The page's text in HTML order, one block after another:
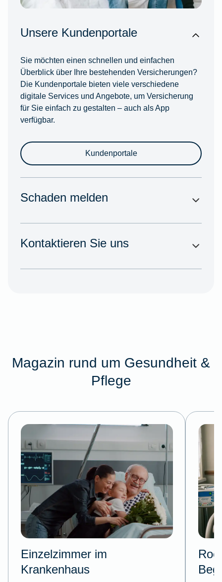
Unsere Kundenportale
Sie möchten einen schnellen und einfachen
Überblick über Ihre bestehenden Versicherungen?
Die Kundenportale bieten viele verschiedene
digitale Services und Angebote, um Versicherung
für Sie einfach zu gestalten – auch als App
verfügbar.
Kundenportale
Schaden melden
Kontaktieren Sie uns
Magazin rund um Gesundheit &
Pflege
Einzelzimmer im
Krankenhaus